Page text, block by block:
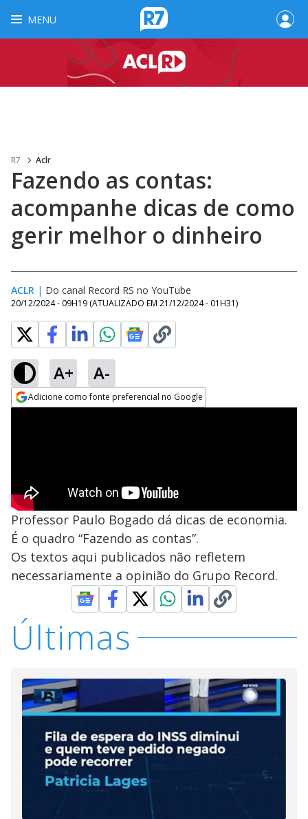
MENU
R7 Aclr
Fazendo as contas:
acompanhe dicas de como
gerir melhor o dinheiro
ACLR | Do canal Record RS no YouTube
20/12/2024 - 09H19 (ATUALIZADO EM 21/12/2024 - 01H31)
A+ A-
Adicione como fonte preferencial no Google
Professor Paulo Bogado dá dicas de economia.
É o quadro “Fazendo as contas”.
Os textos aqui publicados não refletem
necessariamente a opinião do Grupo Record.
Últimas